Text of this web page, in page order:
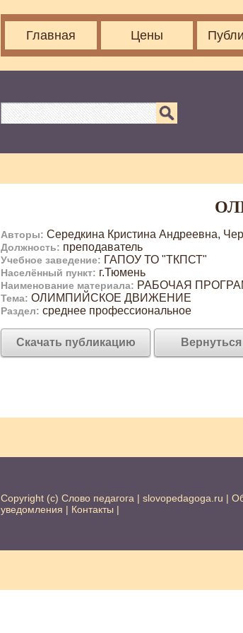
Главная Цены
Авторы: Середкина Кристина Андреевна,
Должность: преподаватель
Учебное заведение: ГАПОУ ТО "ТКПСТ"
Населённый пункт: г.Тюмень
Наименование материала: РАБОЧАЯ
Тема: ОЛИМПИЙСКОЕ ДВИЖЕНИЕ
Раздел: среднее профессиональное
Скачать публикацию
Copyright (c) Слово педагога | slovopedagoga.ru |
уведомления | Контакты |